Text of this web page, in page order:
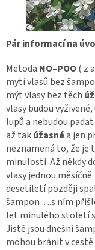
Pár informací na
Metoda NO–POO( z
mytí vlasů bez
mýt vlasy bez těch
vlasy budou
lupů a nebudou
až takúžasnéa jen
neznamená to, že je
minulosti. Až někdy
vlasy jednou
desetiletí později
šampon….s ním
let minulého století
Jistě jsou dnešní
mohou bránit v